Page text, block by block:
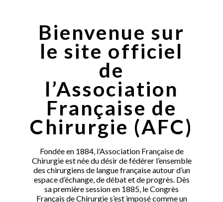
Bienvenue sur
le site officiel
de
l’Association
Française de
Chirurgie (AFC)
Fondée en 1884, l’Association Française de
Chirurgie est née du désir de fédérer l’ensemble
des chirurgiens de langue française autour d’un
espace d’échange, de débat et de progrès. Dès
sa première session en 1885, le Congrès
Français de Chirurgie s’est imposé comme un